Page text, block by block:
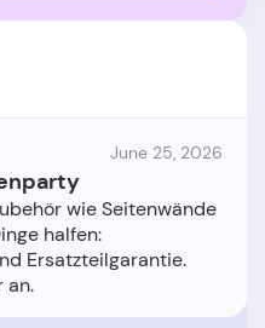
June 25, 2026
wie Seitenwände
halfen:
Ersatzteilgarantie.